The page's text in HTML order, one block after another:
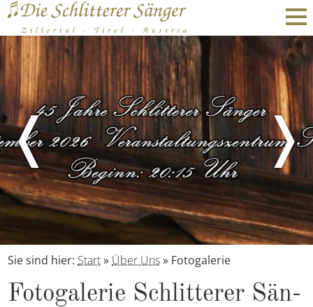
❬ ❭
Sie sind hier: Start» Über Uns» Fotogalerie
Fo­to­ga­le­rie Schlit­te­rer Sän­